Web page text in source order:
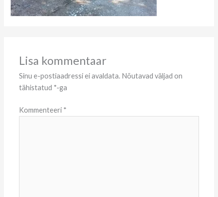
Lisa kommentaar
Sinu e-postiaadressi ei avaldata. Nõutavad väljad on
tähistatud *-ga
Kommenteeri *